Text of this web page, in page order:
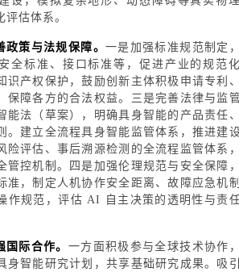
估体系。
政策与法规保障。 一是加强标准规范制定
全标准、接口标准等，促进产业的规范
识产权保护，鼓励创新主体积极申请专利
保障各方的合法权益。三是完善法律与监
能法（草案），明确具身智能的产品责任
。建立全流程具身智能监管体系，推进建
险评估、事后溯源检测的全流程监管体系
管控机制。四是加强伦理规范与安全保障
准，制定人机协作安全距离、故障应急机
作规范，评估 AI 自主决策的透明性与责
国际合作。 一方面积极参与全球技术协作
身智能研究计划，共享基础研究成果。吸